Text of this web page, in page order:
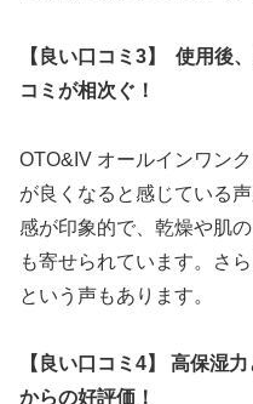
【良い口コミ3】 使用後
コミが相次ぐ！
OTO&IV オールインワン
が良くなると感じている
感が印象的で、乾燥や肌
も寄せられています。さ
という声もあります。
【良い口コミ4】 高保湿
からの好評価！